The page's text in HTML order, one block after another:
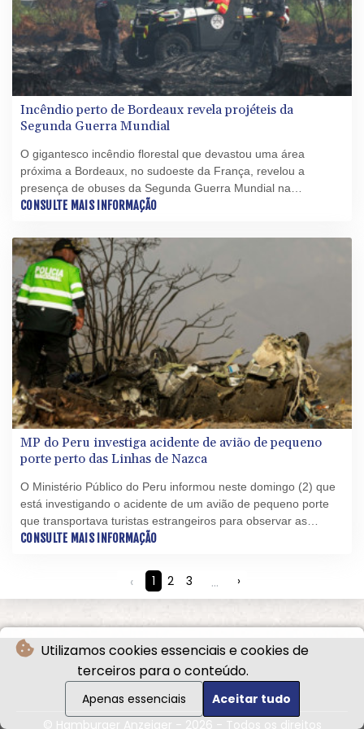
Utilizamos cookies essenciais e cookies de
terceiros para o conteúdo.
Apenas essenciais Aceitar tudo
Incêndio perto de Bordeaux revela projéteis da
Segunda Guerra Mundial
O gigantesco incêndio florestal que devastou uma área
próxima a Bordeaux, no sudoeste da França, revelou a
presença de obuses da Segunda Guerra Mundial na
localidade de Le Porge, onde nesta segunda-feira (3) estão
retorno seguro dos moradores.
CONSULTE MAIS INFORMAÇÃO
MP do Peru investiga acidente de avião de pequeno
porte perto das Linhas de Nazca
O Ministério Público do Peru informou neste domingo (2) que
está investigando o acidente de um avião de pequeno porte
que transportava turistas estrangeiros para observar as
milenares Linhas de Nazca e que causou a morte das 13
CONSULTE MAIS INFORMAÇÃO
‹ 1 2 3 ... ›
© Hamburger Anzeiger - 2026 - Todos os direitos